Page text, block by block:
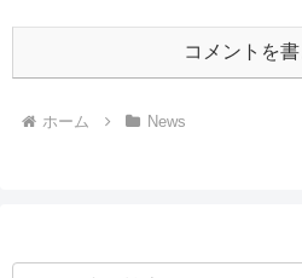
コメントを
ホーム News